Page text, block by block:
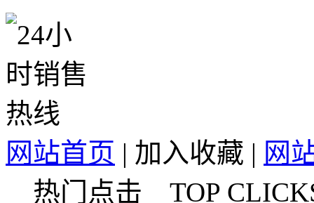
网站首页 | 加入收藏 | 网
热门点击 TOP